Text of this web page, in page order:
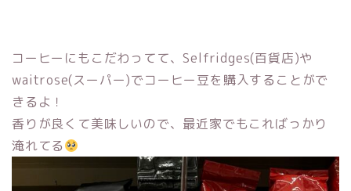
コーヒーにもこだわってて、Selfridges(百貨店)や
waitrose(スーパー)でコーヒー豆を購入することがで
きるよ！
香りが良くて美味しいので、最近家でもこればっかり
淹れてる